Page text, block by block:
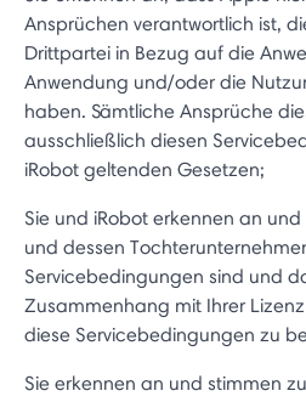
Ansprüchen verantwortlich ist,
Drittpartei in Bezug auf die
Anwendung und/oder die
haben. Sämtliche Ansprüche
ausschließlich diesen
iRobot geltenden Gesetzen;
Sie und iRobot erkennen an
und dessen
Servicebedingungen sind und
Zusammenhang mit Ihrer
diese Servicebedingungen zu
Sie erkennen an und stimmen